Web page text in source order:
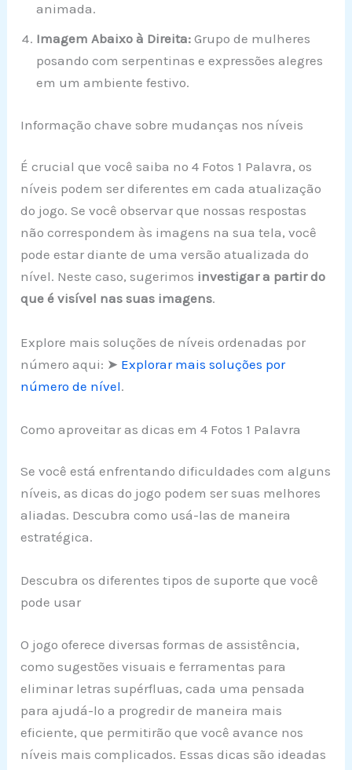
animada.
Imagem Abaixo à Direita: Grupo de mulheres
posando com serpentinas e expressões alegres
em um ambiente festivo.
Informação chave sobre mudanças nos níveis
É crucial que você saiba no 4 Fotos 1 Palavra, os
níveis podem ser diferentes em cada atualização
do jogo. Se você observar que nossas respostas
não correspondem às imagens na sua tela, você
pode estar diante de uma versão atualizada do
nível. Neste caso, sugerimos investigar a partir do
que é visível nas suas imagens.
Explore mais soluções de níveis ordenadas por
número aqui: ➤ Explorar mais soluções por
número de nível.
Como aproveitar as dicas em 4 Fotos 1 Palavra
Se você está enfrentando dificuldades com alguns
níveis, as dicas do jogo podem ser suas melhores
aliadas. Descubra como usá-las de maneira
estratégica.
Descubra os diferentes tipos de suporte que você
pode usar
O jogo oferece diversas formas de assistência,
como sugestões visuais e ferramentas para
eliminar letras supérfluas, cada uma pensada
para ajudá-lo a progredir de maneira mais
eficiente, que permitirão que você avance nos
níveis mais complicados. Essas dicas são ideadas